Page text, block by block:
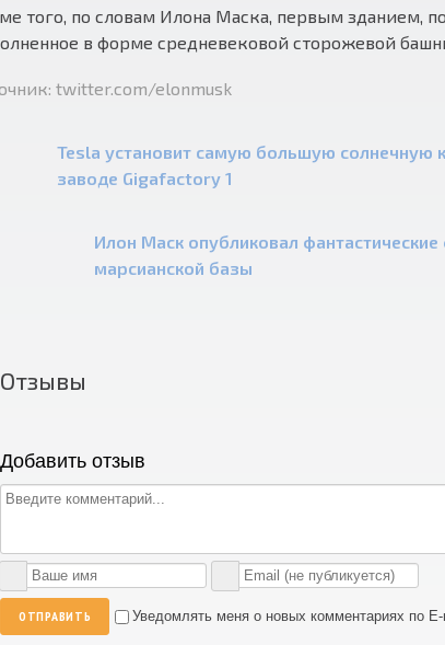
того, по словам Илона Маска, первым зданием,
в форме средневековой сторожевой
twitter.com/elonmusk
Tesla установит самую большую солнечную
заводе Gigafactory 1
Илон Маск опубликовал фантастические
марсианской базы
Отзывы
Добавить отзыв
ОТПРАВИТЬ Уведомлять меня о новых комментариях по E-